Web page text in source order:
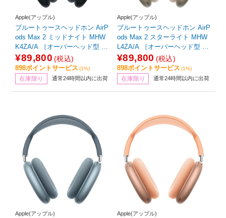
Apple(アップル)
ブルートゥースヘッドホン AirP
ods Max 2 ミッドナイト MHW
K4ZA/A ［オーバーヘッド型 /
ノイズキャンセリング対応 /Blu
etooth対応］
¥89,800 (税込)
898ポイントサービス (1%)
在庫限り 通常24時間以内に出荷
Apple(アップル)
ブルートゥースヘッドホン AirP
ods Max 2 スターライト MHW
L4ZA/A ［オーバーヘッド型 /
ノイズキャンセリング対応 /Blu
etooth対応］
¥89,800 (税込)
898ポイントサービス (1%)
在庫限り 通常24時間以内に出荷
Apple(アップル) Apple(アップル)